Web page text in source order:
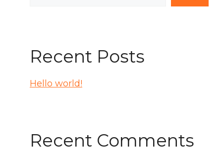
Recent Posts
Hello world!
Recent Comments